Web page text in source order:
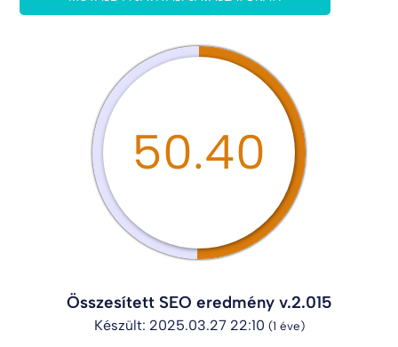
50.40
Összesített SEO eredmény v.2.015
Készült: 2025.03.27 22:10 (1 éve)